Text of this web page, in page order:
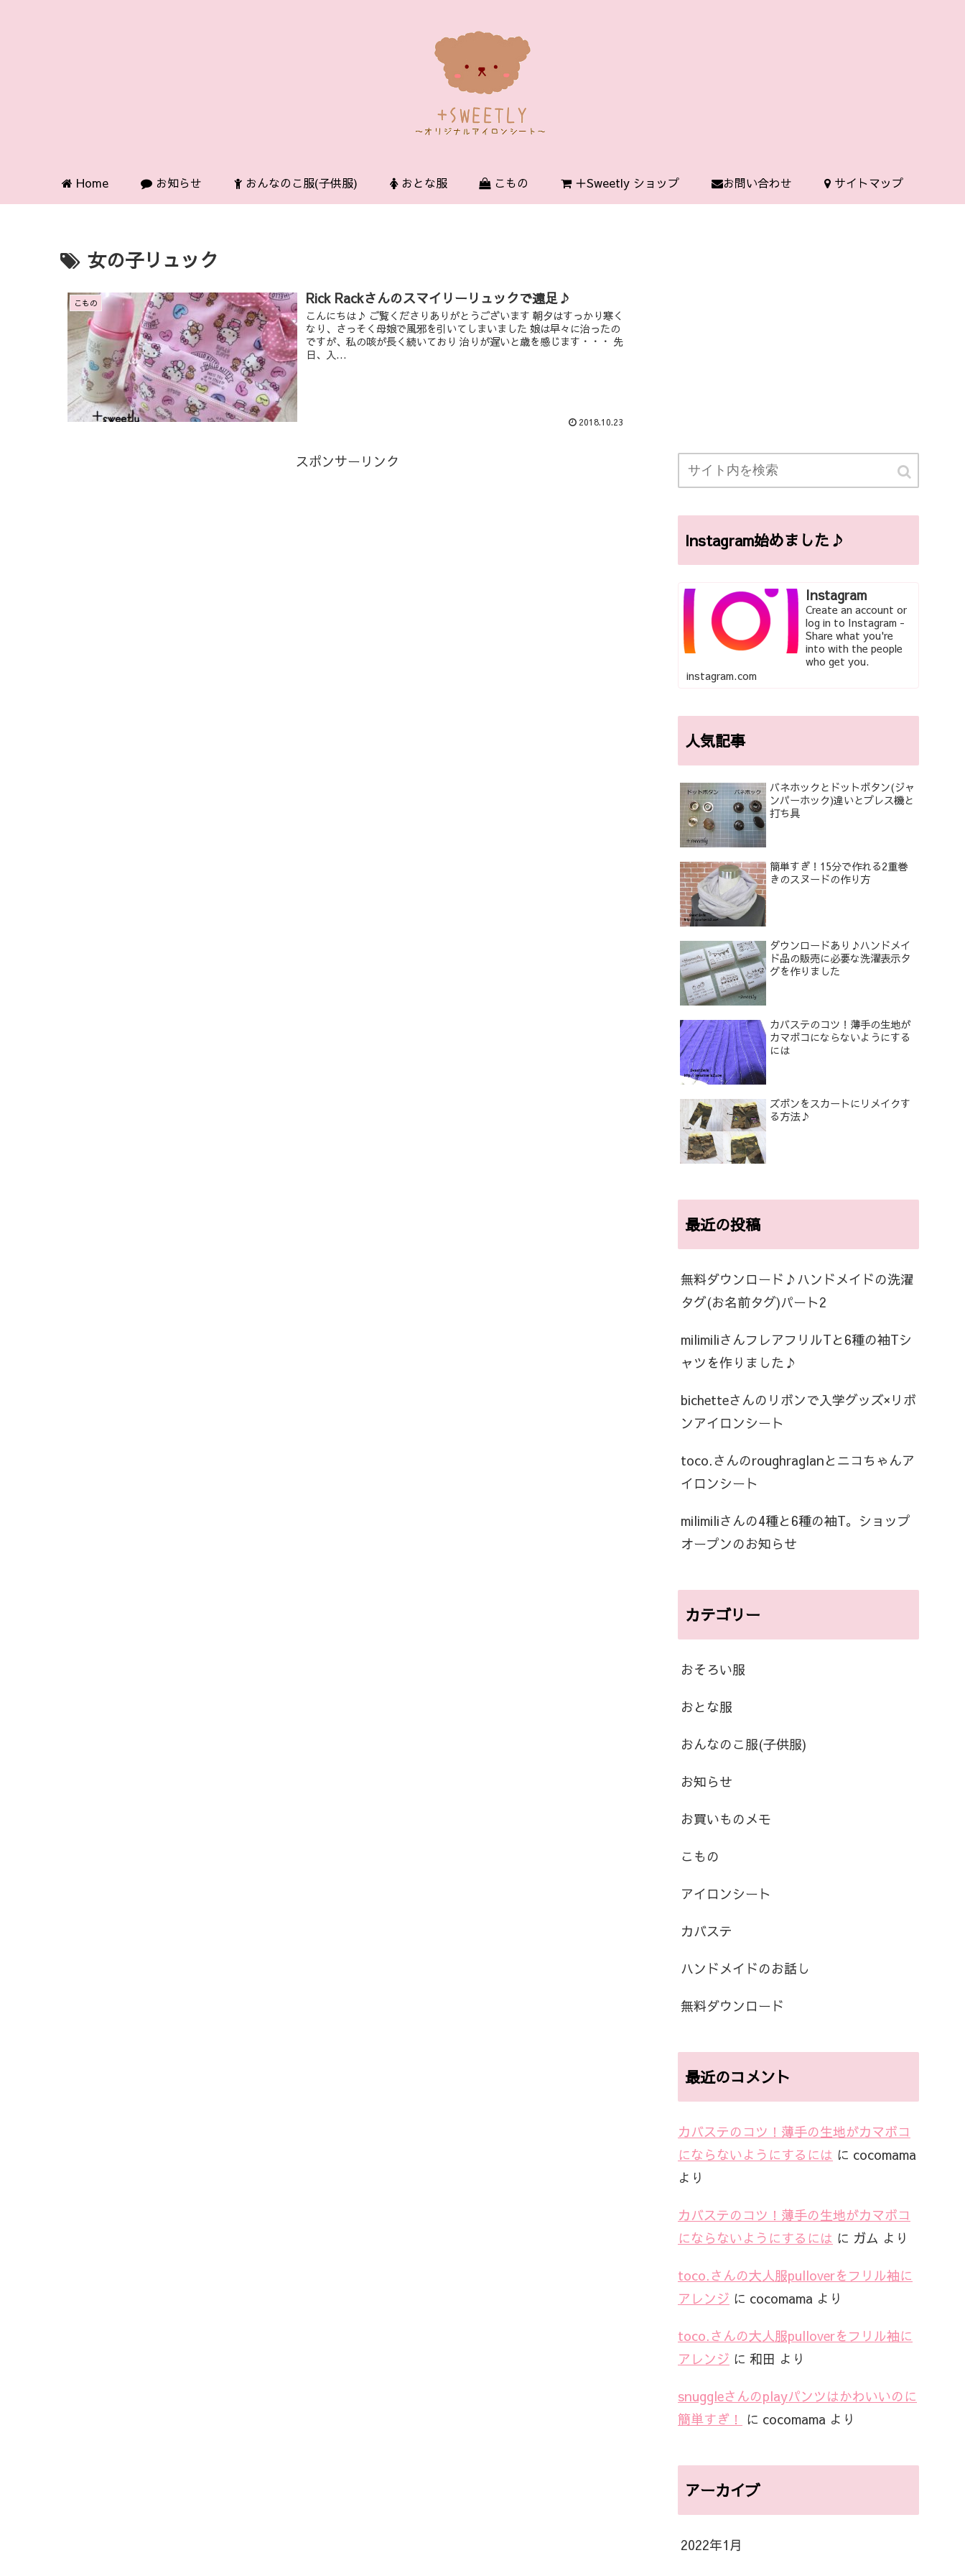
Home お知らせ おんなのこ服(子供服) おとな服 こもの ＋Sweetly ショップ お問い合わせ サイトマップ
女の子リュック
こもの Rick Rackさんのスマイリーリュックで遠足♪
こんにちは♪ ご覧くださりありがとうございます 朝夕はすっかり寒く
なり、さっそく母娘で風邪を引いてしまいました 娘は早々に治ったの
ですが、私の咳が長く続いており 治りが遅いと歳を感じます・・・ 先
日、入...
2018.10.23
スポンサーリンク
Instagram始めました♪
Instagram
Create an account or
log in to Instagram -
Share what you're
into with the people
who get you.
instagram.com
人気記事
バネホックとドットボタン(ジャ
ンパーホック)違いとプレス機と
打ち具
簡単すぎ！15分で作れる2重巻
きのスヌードの作り方
ダウンロードあり♪ハンドメイ
ド品の販売に必要な洗濯表示タ
グを作りました
カバステのコツ！薄手の生地が
カマボコにならないようにする
には
ズボンをスカートにリメイクす
る方法♪
最近の投稿
無料ダウンロード♪ハンドメイドの洗濯
タグ(お名前タグ)パート2
milimiliさんフレアフリルTと6種の袖Tシ
ャツを作りました♪
bichetteさんのリボンで入学グッズ×リボ
ンアイロンシート
toco.さんのroughraglanとニコちゃんア
イロンシート
milimiliさんの4種と6種の袖T。ショップ
オープンのお知らせ
カテゴリー
おそろい服
おとな服
おんなのこ服(子供服)
お知らせ
お買いものメモ
こもの
アイロンシート
カバステ
ハンドメイドのお話し
無料ダウンロード
最近のコメント
カバステのコツ！薄手の生地がカマボコ
にならないようにするには に cocomama
より
カバステのコツ！薄手の生地がカマボコ
にならないようにするには に ガム より
toco.さんの大人服pulloverをフリル袖に
アレンジ に cocomama より
toco.さんの大人服pulloverをフリル袖に
アレンジ に 和田 より
snuggleさんのplayパンツはかわいいのに
簡単すぎ！ に cocomama より
アーカイブ
2022年1月